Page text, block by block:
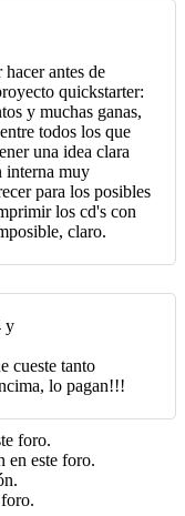
antes de
quickstarter:
y muchas ganas,
todos los que
una idea clara
interna muy
para los posibles
los cd's con
claro.
y
cueste tanto
lo pagan!!!
foro.
en este foro.